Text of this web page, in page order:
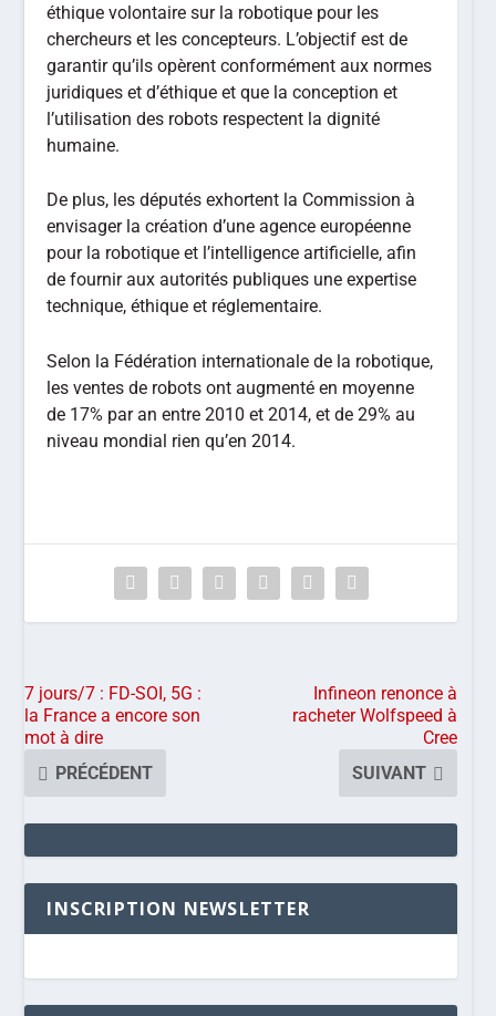
éthique volontaire sur la robotique pour les
chercheurs et les concepteurs. L’objectif est de
garantir qu’ils opèrent conformément aux normes
juridiques et d’éthique et que la conception et
l’utilisation des robots respectent la dignité
humaine.
De plus, les députés exhortent la Commission à
envisager la création d’une agence européenne
pour la robotique et l’intelligence artificielle, afin
de fournir aux autorités publiques une expertise
technique, éthique et réglementaire.
Selon la Fédération internationale de la robotique,
les ventes de robots ont augmenté en moyenne
de 17% par an entre 2010 et 2014, et de 29% au
niveau mondial rien qu’en 2014.
7 jours/7 : FD-SOI, 5G :
la France a encore son
mot à dire
PRÉCÉDENT
Infineon renonce à
racheter Wolfspeed à
Cree
SUIVANT
INSCRIPTION NEWSLETTER